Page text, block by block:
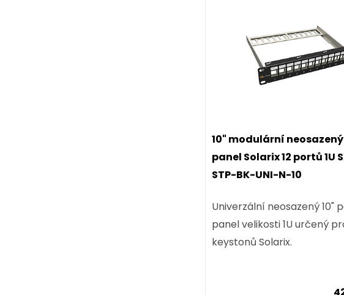
Detail produktu
10" modulární
panel Solarix 12 portů 1U
STP-BK-UNI-N-10
Univerzální neosazený 10"
panel velikosti 1U určený
keystonů Solarix.